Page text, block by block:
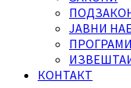
ЈАВНИ
ПРОГРАМИ
КОНТАКТ